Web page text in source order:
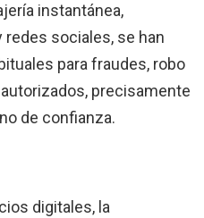
instantánea,
sociales, se han
para fraudes, robo
precisamente
de confianza.
digitales, la